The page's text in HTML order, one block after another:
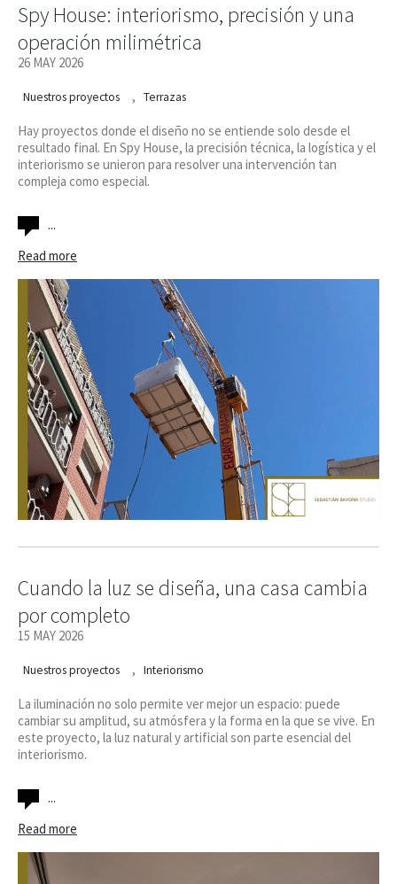
Spy House: interiorismo, precisión y una
operación milimétrica
26 MAY 2026
Nuestros proyectos , Terrazas
Hay proyectos donde el diseño no se entiende solo desde el
resultado final. En Spy House, la precisión técnica, la logística y el
interiorismo se unieron para resolver una intervención tan
compleja como especial.
...
Read more
Cuando la luz se diseña, una casa cambia
por completo
15 MAY 2026
Nuestros proyectos , Interiorismo
La iluminación no solo permite ver mejor un espacio: puede
cambiar su amplitud, su atmósfera y la forma en la que se vive. En
este proyecto, la luz natural y artificial son parte esencial del
interiorismo.
...
Read more